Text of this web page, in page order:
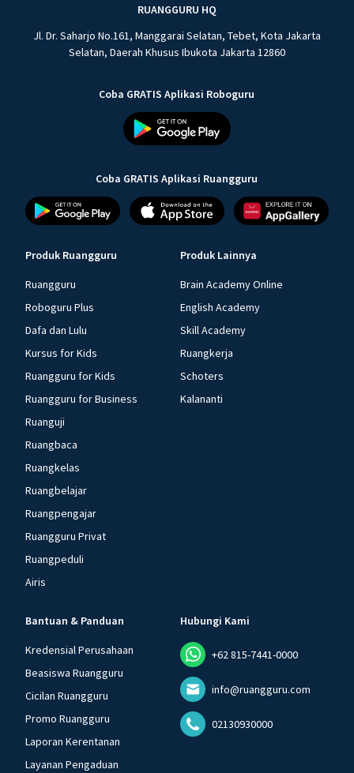
RUANGGURU HQ
Jl. Dr. Saharjo No.161, Manggarai Selatan, Tebet, Kota Jakarta
Selatan, Daerah Khusus Ibukota Jakarta 12860
Coba GRATIS Aplikasi Roboguru
Coba GRATIS Aplikasi Ruangguru
Produk Ruangguru
Ruangguru
Roboguru Plus
Dafa dan Lulu
Kursus for Kids
Ruangguru for Kids
Ruangguru for Business
Ruanguji
Ruangbaca
Ruangkelas
Ruangbelajar
Ruangpengajar
Ruangguru Privat
Ruangpeduli
Airis
Produk Lainnya
Brain Academy Online
English Academy
Skill Academy
Ruangkerja
Schoters
Kalananti
Bantuan & Panduan
Kredensial Perusahaan
Beasiswa Ruangguru
Cicilan Ruangguru
Promo Ruangguru
Laporan Kerentanan
Layanan Pengaduan
Hubungi Kami
+62 815-7441-0000
info@ruangguru.com
02130930000